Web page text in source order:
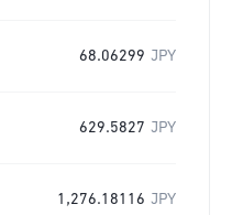
68.06299 JPY
629.5827 JPY
1,276.18116 JPY